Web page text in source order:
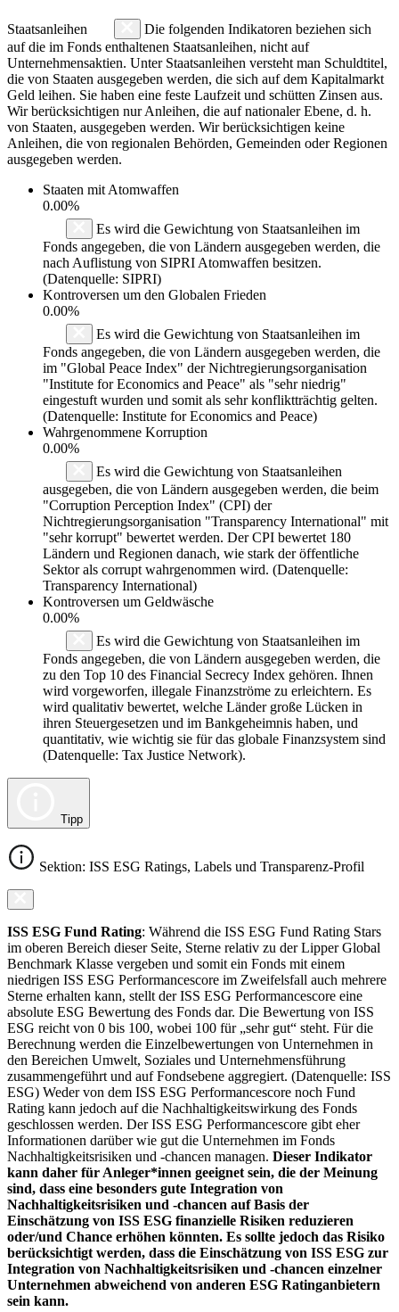
Staatsanleihen
Die folgenden Indikatoren beziehen sich
auf die im Fonds enthaltenen Staatsanleihen, nicht auf
Unternehmensaktien. Unter Staatsanleihen versteht man Schuldtitel,
die von Staaten ausgegeben werden, die sich auf dem Kapitalmarkt
Geld leihen. Sie haben eine feste Laufzeit und schütten Zinsen aus.
Wir berücksichtigen nur Anleihen, die auf nationaler Ebene, d. h.
von Staaten, ausgegeben werden. Wir berücksichtigen keine
Anleihen, die von regionalen Behörden, Gemeinden oder Regionen
ausgegeben werden.
Staaten mit Atomwaffen
0.00%
Es wird die Gewichtung von Staatsanleihen im
Fonds angegeben, die von Ländern ausgegeben werden, die
nach Auflistung von SIPRI Atomwaffen besitzen.
(Datenquelle: SIPRI)
Kontroversen um den Globalen Frieden
0.00%
Es wird die Gewichtung von Staatsanleihen im
Fonds angegeben, die von Ländern ausgegeben werden, die
im "Global Peace Index" der Nichtregierungsorganisation
"Institute for Economics and Peace" als "sehr niedrig"
eingestuft wurden und somit als sehr konfliktträchtig gelten.
(Datenquelle: Institute for Economics and Peace)
Wahrgenommene Korruption
0.00%
Es wird die Gewichtung von Staatsanleihen
ausgegeben, die von Ländern ausgegeben werden, die beim
"Corruption Perception Index" (CPI) der
Nichtregierungsorganisation "Transparency International" mit
"sehr korrupt" bewertet werden. Der CPI bewertet 180
Ländern und Regionen danach, wie stark der öffentliche
Sektor als corrupt wahrgenommen wird. (Datenquelle:
Transparency International)
Kontroversen um Geldwäsche
0.00%
Es wird die Gewichtung von Staatsanleihen im
Fonds angegeben, die von Ländern ausgegeben werden, die
zu den Top 10 des Financial Secrecy Index gehören. Ihnen
wird vorgeworfen, illegale Finanzströme zu erleichtern. Es
wird qualitativ bewertet, welche Länder große Lücken in
ihren Steuergesetzen und im Bankgeheimnis haben, und
quantitativ, wie wichtig sie für das globale Finanzsystem sind
(Datenquelle: Tax Justice Network).
Tipp
Sektion: ISS ESG Ratings, Labels und Transparenz-Profil
ISS ESG Fund Rating: Während die ISS ESG Fund Rating Stars
im oberen Bereich dieser Seite, Sterne relativ zu der Lipper Global
Benchmark Klasse vergeben und somit ein Fonds mit einem
niedrigen ISS ESG Performancescore im Zweifelsfall auch mehrere
Sterne erhalten kann, stellt der ISS ESG Performancescore eine
absolute ESG Bewertung des Fonds dar. Die Bewertung von ISS
ESG reicht von 0 bis 100, wobei 100 für „sehr gut“ steht. Für die
Berechnung werden die Einzelbewertungen von Unternehmen in
den Bereichen Umwelt, Soziales und Unternehmensführung
zusammengeführt und auf Fondsebene aggregiert. (Datenquelle: ISS
ESG) Weder von dem ISS ESG Performancescore noch Fund
Rating kann jedoch auf die Nachhaltigkeitswirkung des Fonds
geschlossen werden. Der ISS ESG Performancescore gibt eher
Informationen darüber wie gut die Unternehmen im Fonds
Nachhaltigkeitsrisiken und -chancen managen. Dieser Indikator
kann daher für Anleger*innen geeignet sein, die der Meinung
sind, dass eine besonders gute Integration von
Nachhaltigkeitsrisiken und -chancen auf Basis der
Einschätzung von ISS ESG finanzielle Risiken reduzieren
oder/und Chance erhöhen könnten. Es sollte jedoch das Risiko
berücksichtigt werden, dass die Einschätzung von ISS ESG zur
Integration von Nachhaltigkeitsrisiken und -chancen einzelner
Unternehmen abweichend von anderen ESG Ratinganbietern
sein kann.